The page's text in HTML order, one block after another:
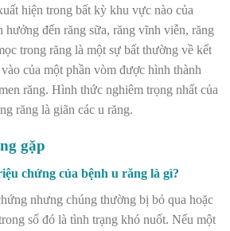
hiện trong bất kỳ khu vực nào của
hưởng đến răng sữa, răng vĩnh viễn, răng
trong răng là một sự bất thường về kết
của một phần vòm được hình thành
răng. Hình thức nghiêm trọng nhất của
răng là giãn các u răng.
gặp
chứng của bệnh u răng là gì?
nhưng chúng thường bị bỏ qua hoặc
số đó là tình trạng khó nuốt. Nếu một